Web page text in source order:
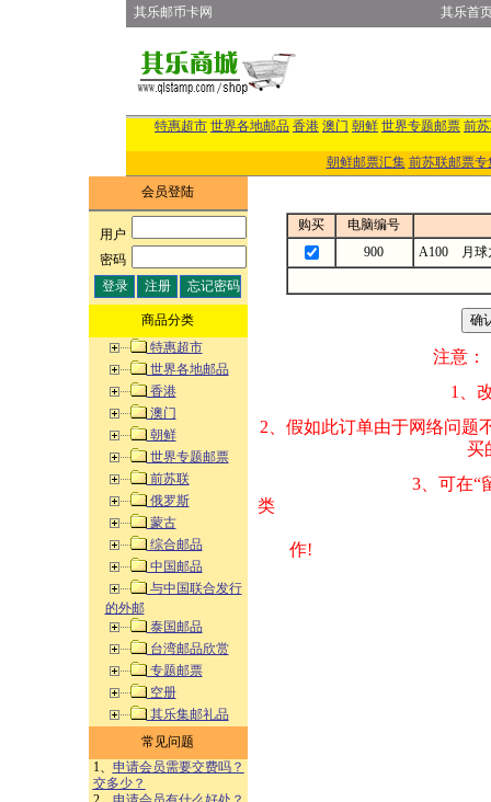
其乐邮币卡网 其乐首
特惠超市 世界各地邮品 香港 澳门 朝鲜 世界专题邮票 前
朝鲜邮票汇集 前苏联邮票专
会员登陆
用户:
密码:
商品分类
特惠超市
世界各地邮品
香港
澳门
朝鲜
世界专题邮票
前苏联
俄罗斯
蒙古
综合邮品
中国邮品
与中国联合发行
的外邮
泰国邮品
台湾邮品欣赏
专题邮票
空册
其乐集邮礼品
常见问题
1、 申请会员需要交费吗？
交多少？
购买
电脑编号
900
A100 月球
注意：
1、改变商品数量
2、假如此订单由
买的邮品的“
3、可在“
类 方式告之
作!